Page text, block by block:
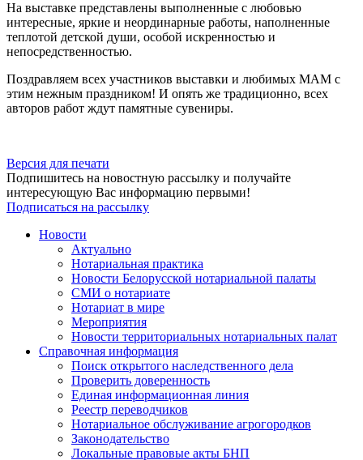
На выставке представлены выполненные с любовью
интересные, яркие и неординарные работы, наполненные
теплотой детской души, особой искренностью и
непосредственностью.
Поздравляем всех участников выставки и любимых МАМ с
этим нежным праздником! И опять же традиционно, всех
авторов работ ждут памятные сувениры.
Версия для печати
Подпишитесь на новостную рассылку и получайте
интересующую Вас информацию первыми!
Подписаться на рассылку
Новости
Актуально
Нотариальная практика
Новости Белорусской нотариальной палаты
СМИ о нотариате
Нотариат в мире
Мероприятия
Новости территориальных нотариальных палат
Справочная информация
Поиск открытого наследственного дела
Проверить доверенность
Единая информационная линия
Реестр переводчиков
Нотариальное обслуживание агрогородков
Законодательство
Локальные правовые акты БНП